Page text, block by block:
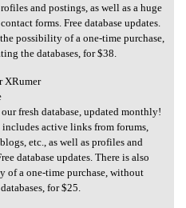
and postings, as well as a huge
forms. Free database updates.
possibility of a one-time purchase,
the databases, for $38.
XRumer
our fresh database, updated monthly!
includes active links from forums,
etc., as well as profiles and
database updates. There is also
of a one-time purchase, without
for $25.